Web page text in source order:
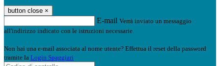
button close ×
E-mail Verrà inviato un messaggio
all'indirizzo indicato con le istruzioni necessarie.
Non hai una e-mail associata al nome utente? Effettua il reset della password
tramite la Login Spaggiari